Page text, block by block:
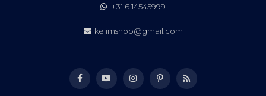
+31 6 14545999
kelimshop@gmail.com